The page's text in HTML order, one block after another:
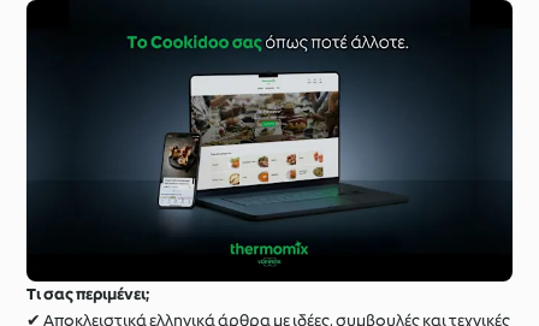
Τι σας περιμένει;
✔ Αποκλειστικά ελληνικά άρθρα με ιδέες, συμβουλές και τεχνικές